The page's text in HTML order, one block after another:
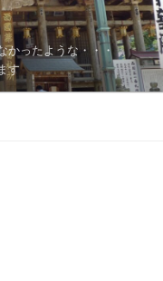
かったような・・・
す